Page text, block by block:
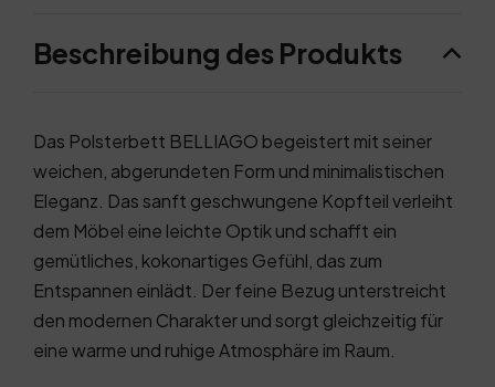
Beschreibung des Produkts
Das Polsterbett BELLIAGO begeistert mit seiner
weichen, abgerundeten Form und minimalistischen
Eleganz. Das sanft geschwungene Kopfteil verleiht
dem Möbel eine leichte Optik und schafft ein
gemütliches, kokonartiges Gefühl, das zum
Entspannen einlädt. Der feine Bezug unterstreicht
den modernen Charakter und sorgt gleichzeitig für
eine warme und ruhige Atmosphäre im Raum.